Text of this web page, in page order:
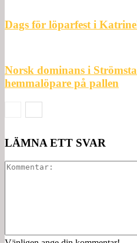
Dags för löparfest i
Norsk dominans i
hemmalöpare på pallen
LÄMNA ETT SVAR